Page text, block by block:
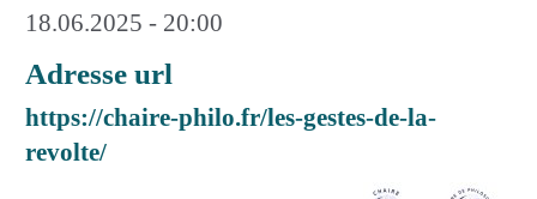
18.06.2025 - 20:00
Adresse url
https://chaire-philo.fr/les-gestes-de-la-
revolte/